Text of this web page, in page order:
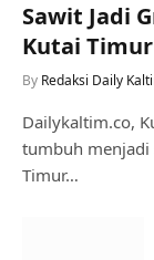
Sawit Jadi
Kutai Timur
By Redaksi Daily
Dailykaltim.co,
tumbuh menjadi
Timur…